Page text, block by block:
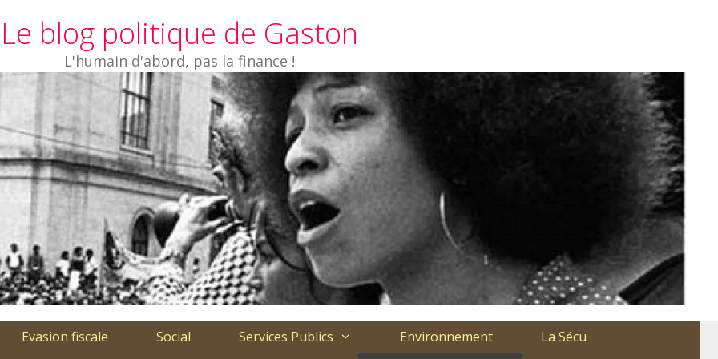
Le blog politique de Gaston
L'humain d'abord, pas la finance !
Evasion fiscale Social Services Publics Environnement
La Sécu